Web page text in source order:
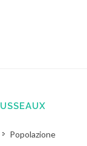
USSEAUX
Popolazione